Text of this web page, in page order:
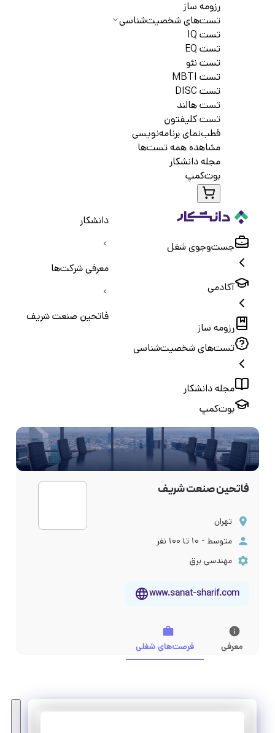
رزومه ساز
تست‌های شخصیت‌شناسی
تست IQ
تست EQ
تست نئو
تست MBTI
تست DISC
تست هالند
تست کلیفتون
قطب‌نمای برنامه‌نویسی
مشاهده همه تست‌ها
مجله دانشکار
بوت‌کمپ
جست‌و‌جوی شغل
آکادمی
رزومه ساز
تست‌های شخصیت‌شناسی
مجله دانشکار
بوت‌کمپ
دانشکار
معرفی شرکت‌ها
فاتحین صنعت شریف
فاتحین صنعت شریف
تهران
متوسط - ۱۰ تا ۱۰۰ نفر
مهندسی برق
www.sanat-sharif.com
معرفی فرصت‌های شغلی